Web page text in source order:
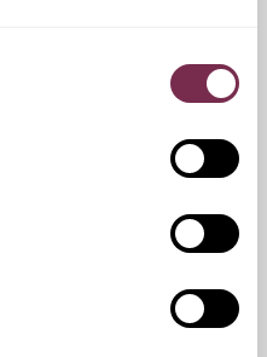
la tua vettura
fosse possibile, con